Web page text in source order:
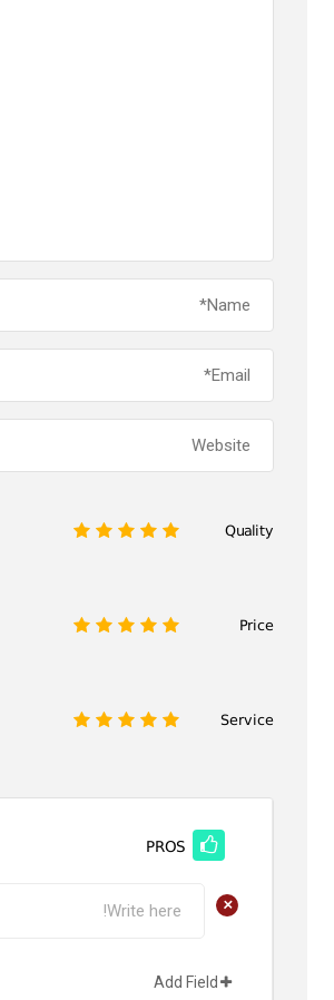
Quality
5
4
3
2
Price
5
4
3
2
Service
5
4
3
2
PROS
+
Add Field